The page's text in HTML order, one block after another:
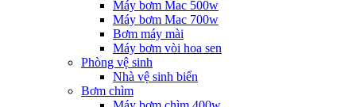
Máy bơm Mac 500w
Máy bơm Mac 700w
Bơm máy mài
Máy bơm vòi hoa sen
Phòng vệ sinh
Nhà vệ sinh biển
Bơm chìm